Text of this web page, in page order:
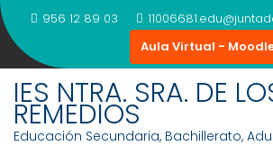
Saltar
al
contenido
956 12 89 03
Aula Virtual -
IES NTRA. SRA. DE
REMEDIOS
Educación Secundaria, Bachillerato,